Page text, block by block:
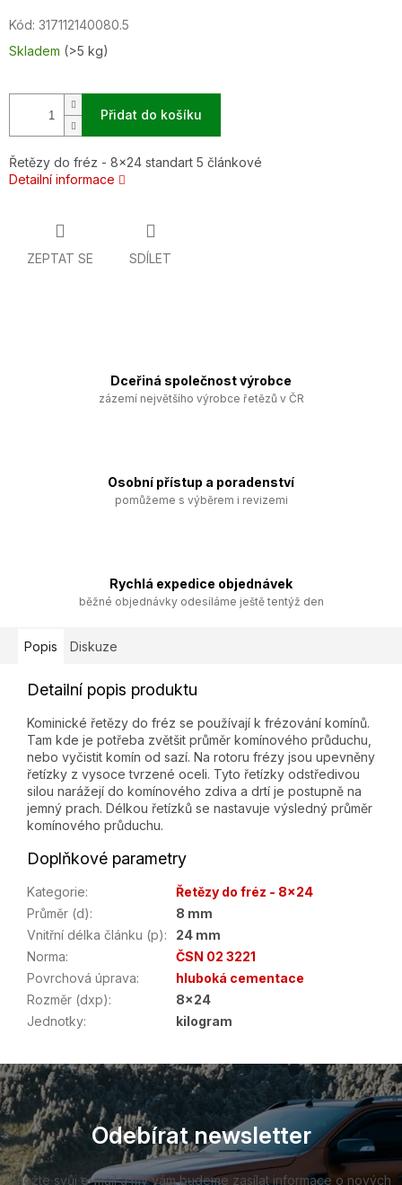
cena:
Kód: 317112140080.5
Skladem (>5 kg)
Přidat do košíku
Řetězy do fréz - 8x24 standart 5 článkové
Detailní informace
ZEPTAT SE SDÍLET
Dceřiná společnost výrobce
zázemí největšího výrobce řetězů v ČR
Osobní přístup a poradenství
pomůžeme s výběrem i revizemi
Rychlá expedice objednávek
běžné objednávky odesíláme ještě tentýž den
Popis Diskuze
Detailní popis produktu
Kominické řetězy do fréz se používají k frézování komínů.
Tam kde je potřeba zvětšit průměr komínového průduchu,
nebo vyčistit komín od sazí. Na rotoru frézy jsou upevněny
řetízky z vysoce tvrzené oceli. Tyto řetízky odstředivou
silou narážejí do komínového zdiva a drtí je postupně na
jemný prach. Délkou řetízků se nastavuje výsledný průměr
komínového průduchu.
Doplňkové parametry
Kategorie:
Řetězy do fréz - 8x24
Průměr (d):
8 mm
Vnitřní délka článku (p):
24 mm
Norma:
ČSN 02 3221
Povrchová úprava:
hluboká cementace
Rozměr (dxp):
8x24
Jednotky: kilogram
Z
á
p
a
t
í
Odebírat newsletter
Vložte svůj e-mail a my vám budeme zasílat informace o nových